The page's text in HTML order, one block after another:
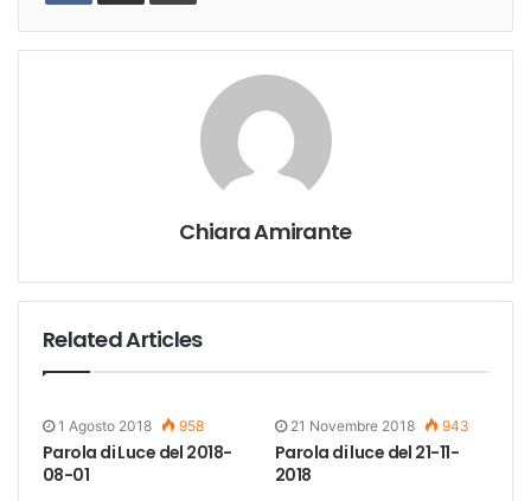
Chiara Amirante
Related Articles
1 Agosto 2018 958
Parola di Luce del 2018-
08-01
21 Novembre 2018 943
Parola di luce del 21-11-
2018